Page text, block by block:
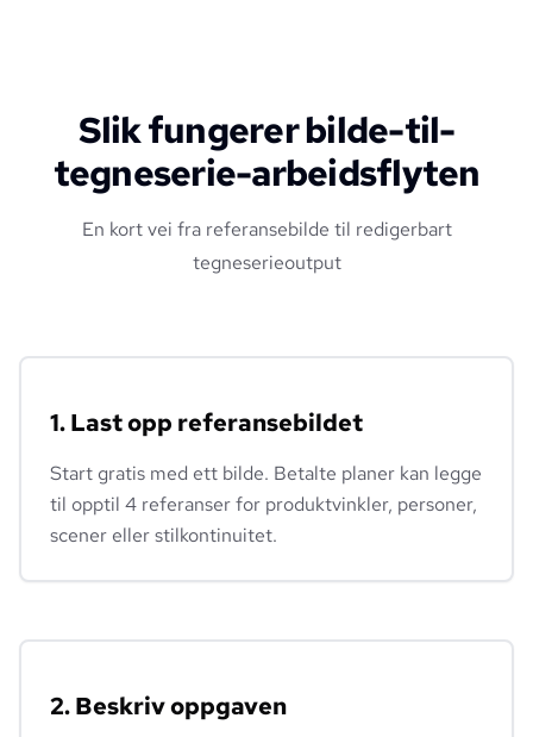
Slik fungerer bilde-til-
tegneserie-arbeidsflyten
En kort vei fra referansebilde til redigerbart
tegneserieoutput
1. Last opp referansebildet
Start gratis med ett bilde. Betalte planer kan legge
til opptil 4 referanser for produktvinkler, personer,
scener eller stilkontinuitet.
2. Beskriv oppgaven